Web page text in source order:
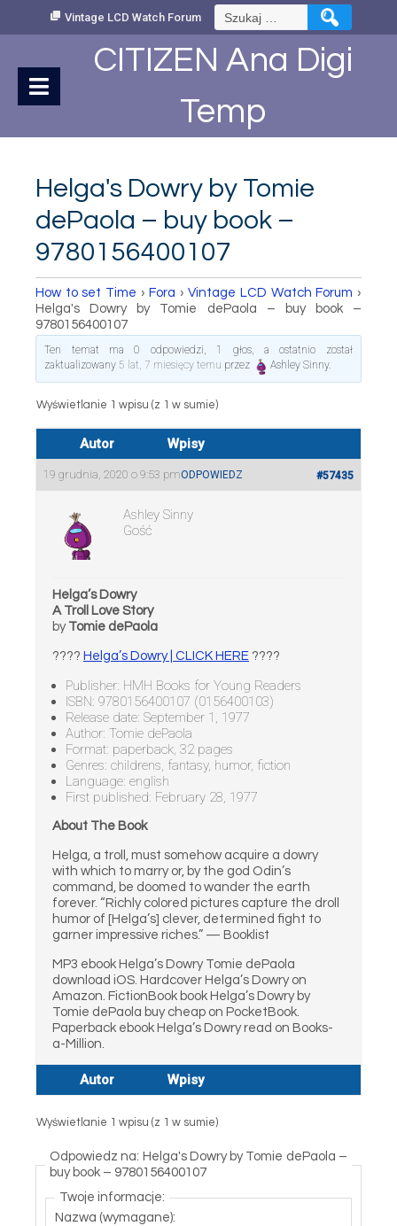
Vintage LCD Watch Forum Szukaj:
CITIZEN Ana Digi
Temp
Helga's Dowry by Tomie
dePaola – buy book –
9780156400107
How to set Time › Fora › Vintage LCD Watch Forum ›
Helga's Dowry by Tomie dePaola – buy book –
9780156400107
Ten temat ma 0 odpowiedzi, 1 głos, a ostatnio został
zaktualizowany 5 lat, 7 miesięcy temu przez Ashley Sinny.
Wyświetlanie 1 wpisu (z 1 w sumie)
Autor Wpisy
19 grudnia, 2020 o 9:53 pm #57435
ODPOWIEDZ
Ashley Sinny
Gość
Helga’s Dowry
A Troll Love Story
by Tomie dePaola
???? Helga’s Dowry | CLICK HERE ????
Publisher: HMH Books for Young Readers
ISBN: 9780156400107 (0156400103)
Release date: September 1, 1977
Author: Tomie dePaola
Format: paperback, 32 pages
Genres: childrens, fantasy, humor, fiction
Language: english
First published: February 28, 1977
About The Book
Helga, a troll, must somehow acquire a dowry
with which to marry or, by the god Odin’s
command, be doomed to wander the earth
forever. “Richly colored pictures capture the droll
humor of [Helga’s] clever, determined fight to
garner impressive riches.” — Booklist
MP3 ebook Helga’s Dowry Tomie dePaola
download iOS. Hardcover Helga’s Dowry on
Amazon. FictionBook book Helga’s Dowry by
Tomie dePaola buy cheap on PocketBook.
Paperback ebook Helga’s Dowry read on Books-
a-Million.
Autor Wpisy
Wyświetlanie 1 wpisu (z 1 w sumie)
Odpowiedz na: Helga's Dowry by Tomie dePaola –
buy book – 9780156400107
Twoje informacje:
Nazwa (wymagane):